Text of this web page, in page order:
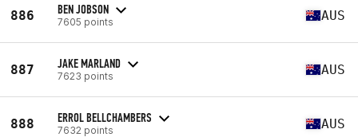
886 BEN JOBSON
7605 points AUS
887 JAKE MARLAND
7623 points AUS
888 ERROL BELLCHAMBERS
7632 points AUS